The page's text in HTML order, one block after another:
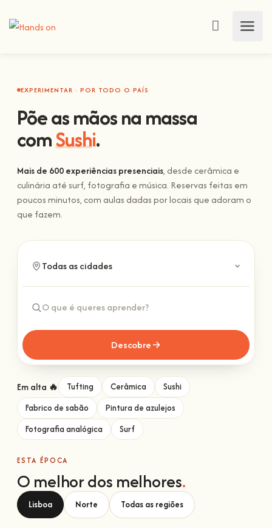
EXPERIMENTAR · POR TODO O PAÍS
Põe as mãos na massa
comSushi.
Mais de 600 experiências presenciais, desde cerâmica e
culinária até surf, fotografia e música. Reservas feitas em
poucos minutos, com aulas dadas por locais que adoram o
que fazem.
Descobre
Em alta 🔥 Tufting Cerâmica
Sushi
Fabrico de sabão
Pintura de azulejos
Fotografia analógica
Surf
ESTA ÉPOCA
O melhor dos melhores.
Lisboa Norte Todas as regiões